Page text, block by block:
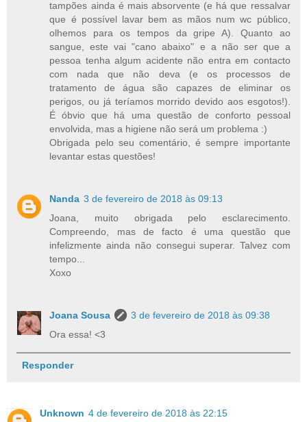
tampões ainda é mais absorvente (e há que ressalvar
que é possível lavar bem as mãos num wc público,
olhemos para os tempos da gripe A). Quanto ao
sangue, este vai "cano abaixo" e a não ser que a
pessoa tenha algum acidente não entra em contacto
com nada que não deva (e os processos de
tratamento de água são capazes de eliminar os
perigos, ou já teríamos morrido devido aos esgotos!).
É óbvio que há uma questão de conforto pessoal
envolvida, mas a higiene não será um problema :)
Obrigada pelo seu comentário, é sempre importante
levantar estas questões!
Nanda 3 de fevereiro de 2018 às 09:13
Joana, muito obrigada pelo esclarecimento.
Compreendo, mas de facto é uma questão que
infelizmente ainda não consegui superar. Talvez com
tempo...
Xoxo
Joana Sousa
3 de fevereiro de 2018 às 09:38
Ora essa! <3
Responder
Unknown 4 de fevereiro de 2018 às 22:15